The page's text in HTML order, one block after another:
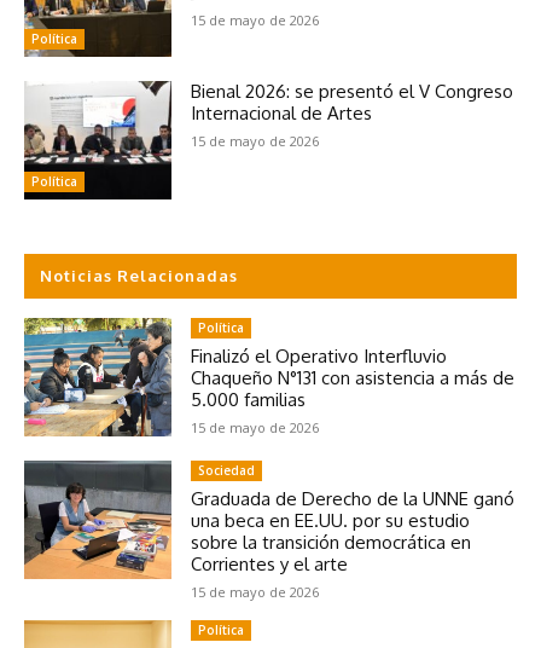
Política
15 de mayo de 2026
Política
Bienal 2026: se presentó el V Congreso
Internacional de Artes
15 de mayo de 2026
Noticias Relacionadas
Política
Finalizó el Operativo Interfluvio
Chaqueño N°131 con asistencia a más de
5.000 familias
15 de mayo de 2026
Sociedad
Graduada de Derecho de la UNNE ganó
una beca en EE.UU. por su estudio
sobre la transición democrática en
Corrientes y el arte
15 de mayo de 2026
Política